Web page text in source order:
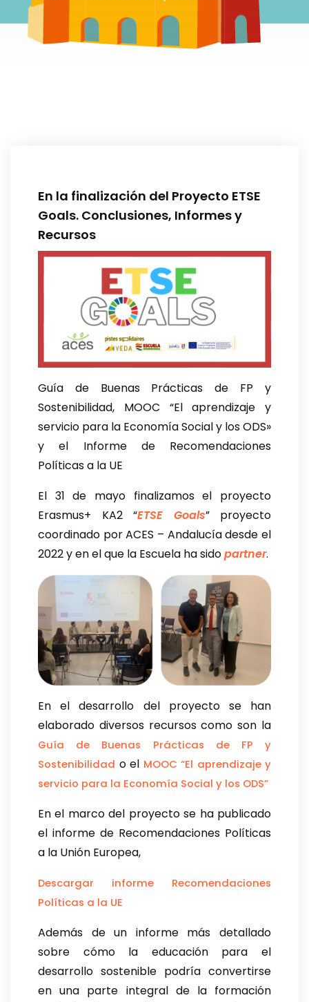
En la finalización del Proyecto ETSE
Goals. Conclusiones, Informes y
Recursos
Guía de Buenas Prácticas de FP y
Sostenibilidad, MOOC “El aprendizaje y
servicio para la Economía Social y los ODS»
y el Informe de Recomendaciones
Políticas a la UE
El 31 de mayo finalizamos el proyecto
Erasmus+ KA2 “ETSE Goals” proyecto
coordinado por ACES – Andalucía desde el
2022 y en el que la Escuela ha sidopartner.
En el desarrollo del proyecto se han
elaborado diversos recursos como son la
Guía de Buenas Prácticas de FP y
Sostenibilidad o el MOOC “El aprendizaje y
servicio para la Economía Social y los ODS”
En el marco del proyecto se ha publicado
el informe de Recomendaciones Políticas
a la Unión Europea,
Descargar informe Recomendaciones
Políticas a la UE
Además de un informe más detallado
sobre cómo la educación para el
desarrollo sostenible podría convertirse
en una parte integral de la formación